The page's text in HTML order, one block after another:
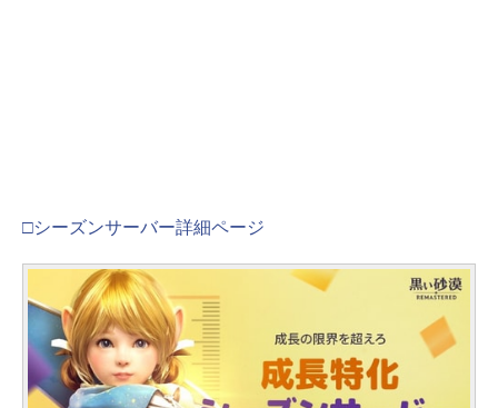
□シーズンサーバー詳細ページ